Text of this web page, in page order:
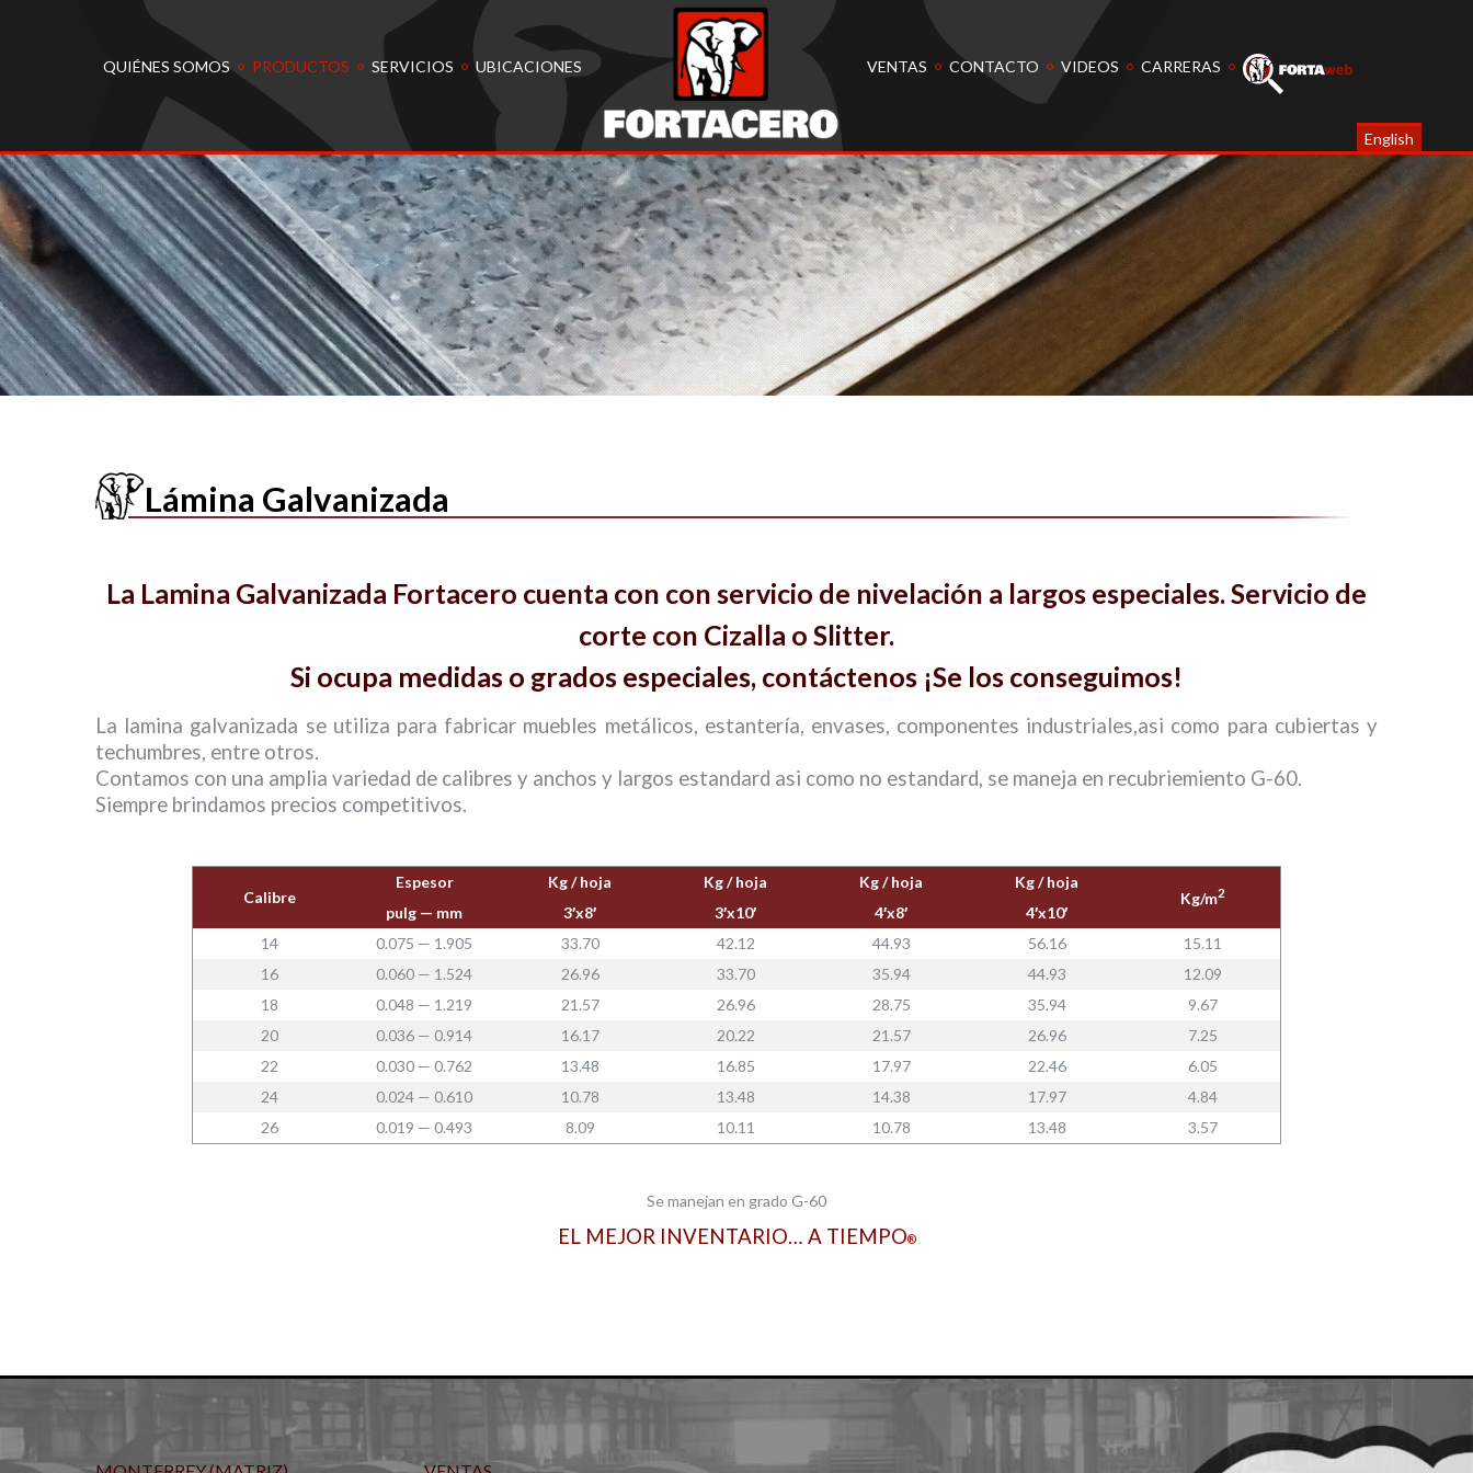
QUIÉNES SOMOS PRODUCTOS SERVICIOS UBICACIONES VENTAS CONTACTO VIDEOS CARRERAS
English
Lámina Galvanizada
La Lamina Galvanizada Fortacero cuenta con con servicio de nivelación a largos especiales. Servicio de
corte con Cizalla o Slitter.
Si ocupa medidas o grados especiales, contáctenos ¡Se los conseguimos!
La lamina galvanizada se utiliza para fabricar muebles metálicos, estantería, envases, componentes industriales,asi como para cubiertas y
techumbres, entre otros.
Contamos con una amplia variedad de calibres y anchos y largos estandard asi como no estandard, se maneja en recubriemiento G-60.
Siempre brindamos precios competitivos.
Calibre
Espesor
pulg — mm
Kg / hoja
3′x8′
Kg / hoja
3′x10′
Kg / hoja
4′x8′
Kg / hoja
4′x10′
Kg/m2
14 0.075 — 1.905 33.70 42.12 44.93 56.16
15.11
16
0.060 — 1.524 26.96 33.70 35.94 44.93
12.09
18
0.048 — 1.219 21.57 26.96 28.75 35.94
9.67
20
0.036 — 0.914 16.17 20.22 21.57 26.96
7.25
22
0.030 — 0.762 13.48 16.85 17.97 22.46
6.05
24
0.024 — 0.610 10.78 13.48 14.38 17.97
4.84
26
0.019 — 0.493 8.09 10.11 10.78 13.48 3.57
Se manejan en grado G-60
EL MEJOR INVENTARIO… A TIEMPO®